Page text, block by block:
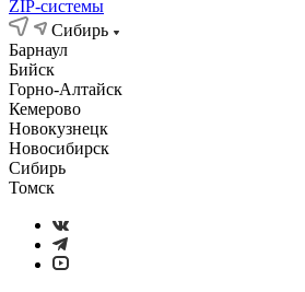
ZIP-системы
Сибирь
Барнаул
Бийск
Горно-Алтайск
Кемерово
Новокузнецк
Новосибирск
Сибирь
Томск